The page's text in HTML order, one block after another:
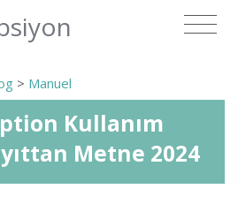
> Manuel
Kullanım
Metne 2024